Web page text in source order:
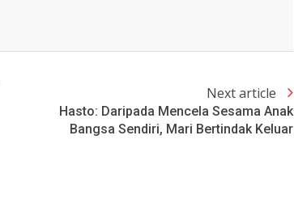
Next article
Hasto: Daripada Mencela Sesama Anak
Bangsa Sendiri, Mari Bertindak Keluar